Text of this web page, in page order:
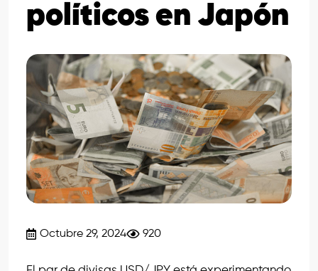
políticos en Japón
Octubre 29, 2024 920